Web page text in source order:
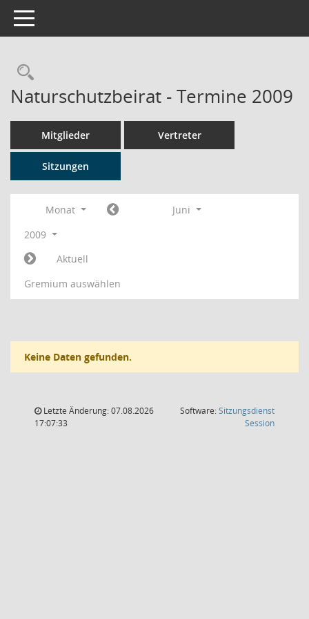
Toggle navigation
Rechercheauswahl
Naturschutzbeirat - Termine 2009
Mitglieder Vertreter
Sitzungen
Monat
Juni
2009
Aktuell
Gremium auswählen
Keine Daten gefunden.
Letzte Änderung: 07.08.2026
17:07:33
Software:Sitzungsdienst
Session(Wird in